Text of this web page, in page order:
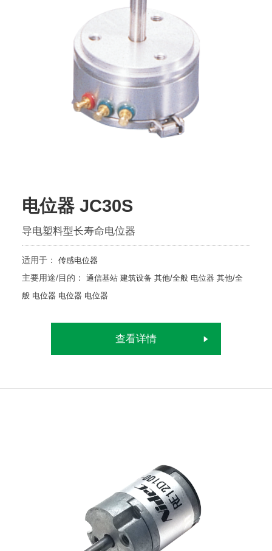
电位器 JC30S
导电塑料型长寿命电位器
适用于： 传感电位器
主要用途/目的： 通信基站 建筑设备 其他/全般 电位器 其他/全
般 电位器 电位器 电位器
查看详情